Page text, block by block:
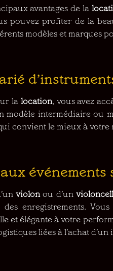
avantages de la
pouvez profiter de la
modèles et marques
la location, vous avez
modèle intermédiaire ou
convient le mieux à
événements
violon ou d’un
des enregistrements.
et élégante à votre
liées à l’achat d’un